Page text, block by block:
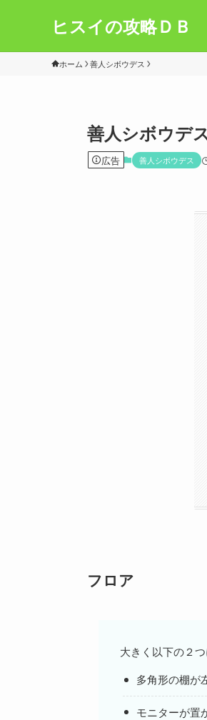
ヒスイの攻略ＤＢ
ホーム 善人シボウデス
善人シボウデ
広告 善人シボウデス
フロア
大きく以下の２
多角形の棚が
モニターが置